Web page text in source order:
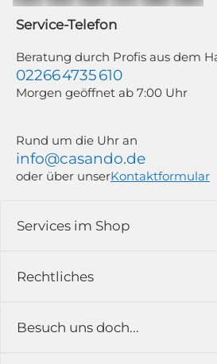
jederzeit mit Wirkung für die Zukunft und ohne
Weitere Informationen findest du in unserer
Rechtliches
Impressum
Services im Shop
Versandkosten
Erfahrungsberichte &
Besuch uns doch...
Service-Telefon
Beratung durch Profis aus dem
02266 4735 610
Morgen geöffnet ab 7:00 Uhr
Rund um die Uhr an
info@casando.de
oder über unserKontaktformular